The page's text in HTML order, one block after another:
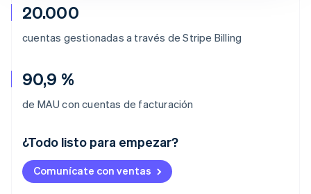
20.000
cuentas gestionadas a través de Stripe Billing
90,9 %
de MAU con cuentas de facturación
¿Todo listo para empezar?
Comunícate con ventas
Alemania
DeutschEnglish
Australia